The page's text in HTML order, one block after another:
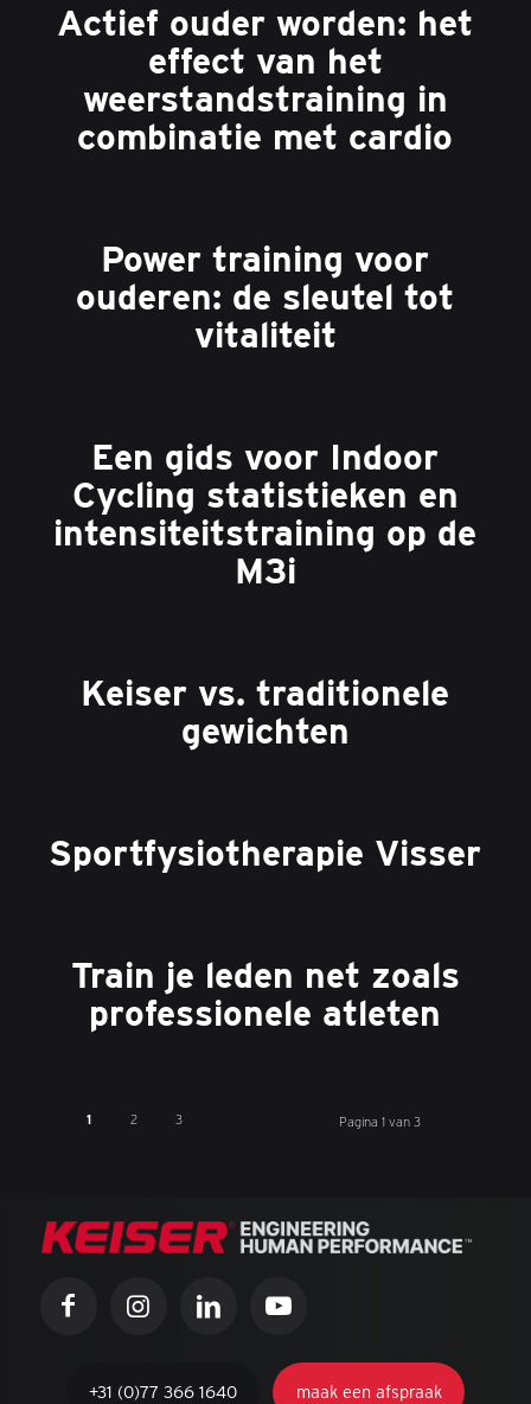
Actief ouder worden: het
effect van het
weerstandstraining in
combinatie met cardio
Power training voor
ouderen: de sleutel tot
vitaliteit
Een gids voor Indoor
Cycling statistieken en
intensiteitstraining op de
M3i
Keiser vs. traditionele
gewichten
Sportfysiotherapie Visser
Train je leden net zoals
professionele atleten
Pagina 1 van 3
1 2 3
+31 (0)77 366 1640 maak een afspraak